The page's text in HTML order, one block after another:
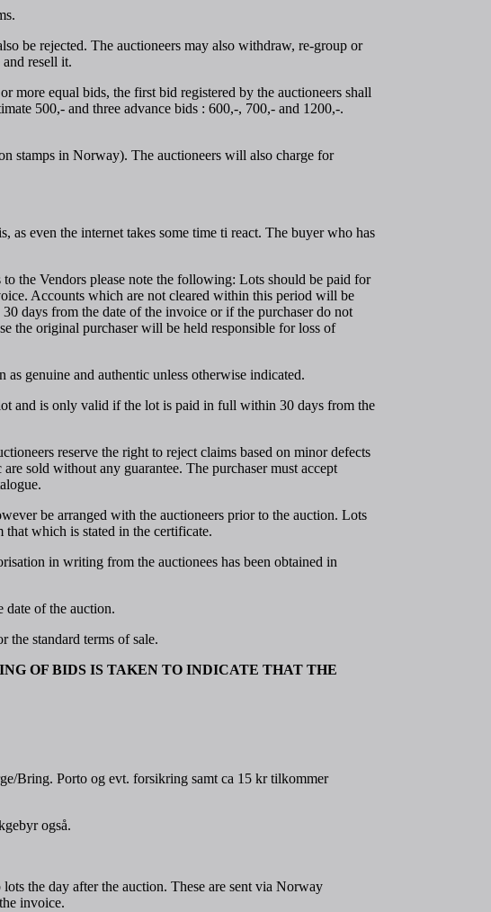
be rejected. The auctioneers may also withdraw, re-group or
resell it.
more equal bids, the first bid registered by the auctioneers shall
500,- and three advance bids : 600,-, 700,- and 1200,-.
stamps in Norway). The auctioneers will also charge for
as even the internet takes some time ti react. The buyer who has
the Vendors please note the following: Lots should be paid for
Accounts which are not cleared within this period will be
days from the date of the invoice or if the purchaser do not
the original purchaser will be held responsible for loss of
genuine and authentic unless otherwise indicated.
and is only valid if the lot is paid in full within 30 days from the
reserve the right to reject claims based on minor defects
sold without any guarantee. The purchaser must accept
be arranged with the auctioneers prior to the auction. Lots
which is stated in the certificate.
in writing from the auctionees has been obtained in
date of the auction.
the standard terms of sale.
OF BIDS IS TAKEN TO INDICATE THAT THE
Bring. Porto og evt. forsikring samt ca 15 kr tilkommer
også.
the day after the auction. These are sent via Norway
invoice.